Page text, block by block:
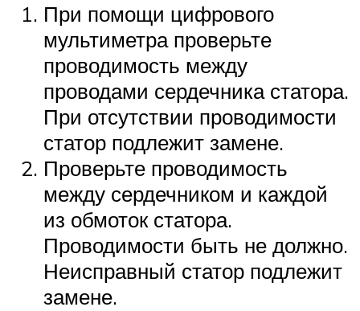
При помощи цифрового
мультиметра проверьте
проводимость между
проводами сердечника статора.
При отсутствии проводимости
статор подлежит замене.
Проверьте проводимость
между сердечником и каждой
из обмоток статора.
Проводимости быть не должно.
Неисправный статор подлежит
замене.